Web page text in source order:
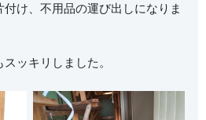
け、不用品の運び出しになりま
ッキリしました。